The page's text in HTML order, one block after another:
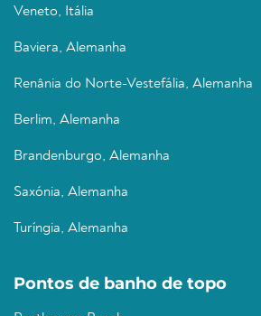
Veneto, Itália
Baviera, Alemanha
Renânia do Norte-Vestefália, Alemanha
Berlim, Alemanha
Brandenburgo, Alemanha
Saxónia, Alemanha
Turíngia, Alemanha
Pontos de banho de topo